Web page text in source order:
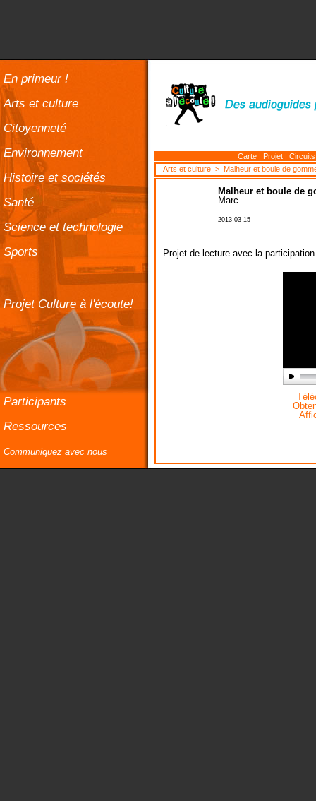
En primeur !
Arts et culture
Citoyenneté
Environnement
Histoire et sociétés
Santé
Science et technologie
Sports
Projet Culture à l'écoute!
Participants
Ressources
Communiquez avec nous
Carte | Projet |
Arts et culture > Malheur et boule de
Malheur et boule de
Marc
2013 03 15
Projet de lecture avec la